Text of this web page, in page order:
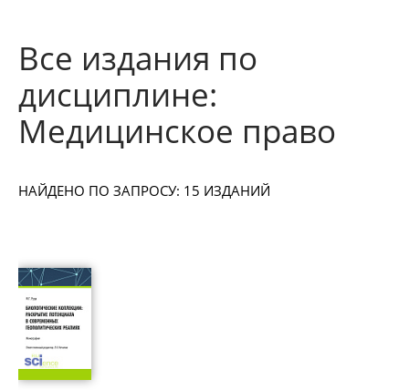
Все издания по
дисциплине:
Медицинское право
НАЙДЕНО ПО ЗАПРОСУ: 15 ИЗДАНИЙ